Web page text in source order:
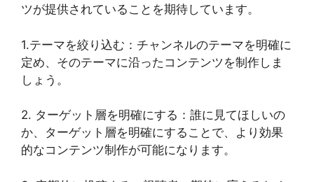
ツが提供されていることを期待しています。
1.テーマを絞り込む：チャンネルのテーマを明確に
定め、そのテーマに沿ったコンテンツを制作しま
しょう。
2. ターゲット層を明確にする：誰に見てほしいの
か、ターゲット層を明確にすることで、より効果
的なコンテンツ制作が可能になります。